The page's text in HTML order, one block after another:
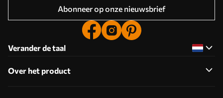
Abonneer op onze nieuwsbrief
Verander de taal
Over het product